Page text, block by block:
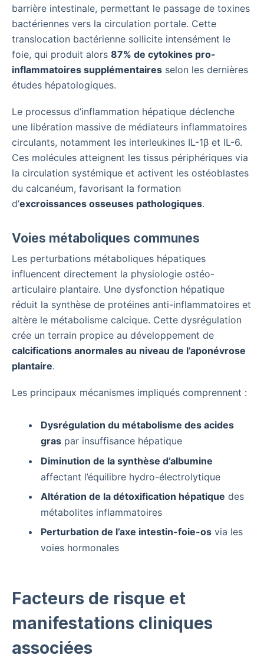
barrière intestinale, permettant le passage de toxines
bactériennes vers la circulation portale. Cette
translocation bactérienne sollicite intensément le
foie, qui produit alors 87% de cytokines pro-
inflammatoires supplémentaires selon les dernières
études hépatologiques.
Le processus d’inflammation hépatique déclenche
une libération massive de médiateurs inflammatoires
circulants, notamment les interleukines IL-1β et IL-6.
Ces molécules atteignent les tissus périphériques via
la circulation systémique et activent les ostéoblastes
du calcanéum, favorisant la formation
d’excroissances osseuses pathologiques.
Voies métaboliques communes
Les perturbations métaboliques hépatiques
influencent directement la physiologie ostéo-
articulaire plantaire. Une dysfonction hépatique
réduit la synthèse de protéines anti-inflammatoires et
altère le métabolisme calcique. Cette dysrégulation
crée un terrain propice au développement de
calcifications anormales au niveau de l’aponévrose
plantaire.
Les principaux mécanismes impliqués comprennent :
Dysrégulation du métabolisme des acides
gras par insuffisance hépatique
Diminution de la synthèse d’albumine
affectant l’équilibre hydro-électrolytique
Altération de la détoxification hépatique des
métabolites inflammatoires
Perturbation de l’axe intestin-foie-os via les
voies hormonales
Facteurs de risque et
manifestations cliniques
associées